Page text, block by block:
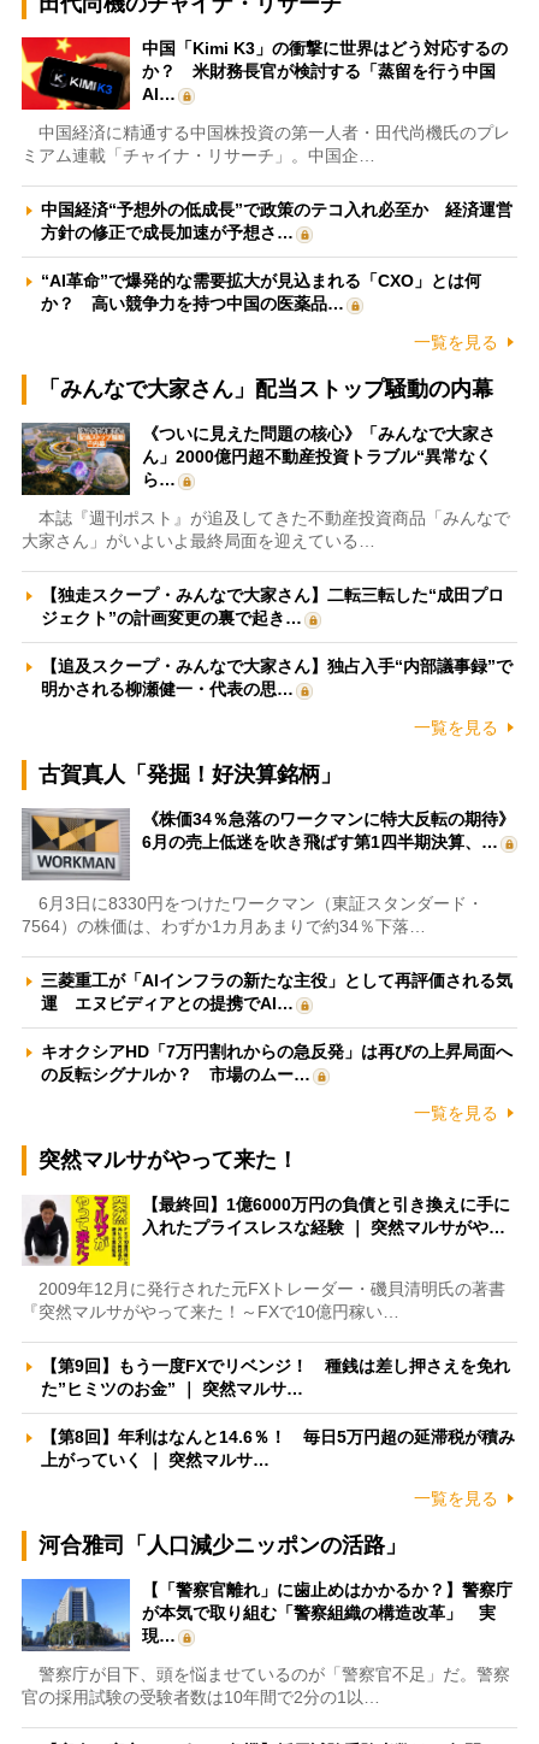
中国「Kimi K3」の衝撃に世界はどう対応するの
か？ 米財務長官が検討する「蒸留を行う中国
AI…
中国経済に精通する中国株投資の第一人者・田代尚機氏のプレ
ミアム連載「チャイナ・リサーチ」。中国企…
中国経済“予想外の低成長”で政策のテコ入れ必至か 経済運営
方針の修正で成長加速が予想さ…
“AI革命”で爆発的な需要拡大が見込まれる「CXO」とは何
か？ 高い競争力を持つ中国の医薬品…
一覧を見る
「みんなで大家さん」配当ストップ騒動の内幕
《ついに見えた問題の核心》「みんなで大家さ
ん」2000億円超不動産投資トラブル“異常なく
ら…
本誌『週刊ポスト』が追及してきた不動産投資商品「みんなで
大家さん」がいよいよ最終局面を迎えている…
【独走スクープ・みんなで大家さん】二転三転した“成田プロ
ジェクト”の計画変更の裏で起き…
【追及スクープ・みんなで大家さん】独占入手“内部議事録”で
明かされる柳瀬健一・代表の思…
一覧を見る
古賀真人「発掘！好決算銘柄」
《株価34％急落のワークマンに特大反転の期待》
6月の売上低迷を吹き飛ばす第1四半期決算、…
6月3日に8330円をつけたワークマン（東証スタンダード・
7564）の株価は、わずか1カ月あまりで約34％下落…
三菱重工が「AIインフラの新たな主役」として再評価される気
運 エヌビディアとの提携でAI…
キオクシアHD「7万円割れからの急反発」は再びの上昇局面へ
の反転シグナルか？ 市場のムー…
一覧を見る
突然マルサがやって来た！
【最終回】1億6000万円の負債と引き換えに手に
入れたプライスレスな経験 ｜ 突然マルサがや…
2009年12月に発行された元FXトレーダー・磯貝清明氏の著書
『突然マルサがやって来た！～FXで10億円稼い…
【第9回】もう一度FXでリベンジ！ 種銭は差し押さえを免れ
た”ヒミツのお金” ｜ 突然マルサ…
【第8回】年利はなんと14.6％！ 毎日5万円超の延滞税が積み
上がっていく ｜ 突然マルサ…
一覧を見る
河合雅司「人口減少ニッポンの活路」
【「警察官離れ」に歯止めはかかるか？】警察庁
が本気で取り組む「警察組織の構造改革」 実
現…
警察庁が目下、頭を悩ませているのが「警察官不足」だ。警察
官の採用試験の受験者数は10年間で2分の1以…